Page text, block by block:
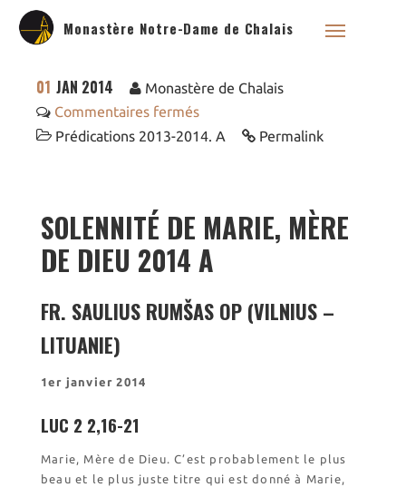
Monastère Notre-Dame de Chalais
La famille dominicaine
Nos Liens
Les randonnées
01 JAN 2014
Monastère de Chalais
Commentaires fermés
Prédications 2013-2014. A
Permalink
SOLENNITÉ DE MARIE, MÈRE
DE DIEU 2014 A
FR. SAULIUS RUMŠAS OP (VILNIUS –
LITUANIE)
1er janvier 2014
LUC 2 2,16-21
Marie, Mère de Dieu. C’est probablement le plus
beau et le plus juste titre qui est donné à Marie,